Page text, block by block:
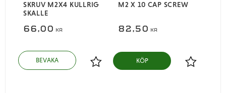
SKRUV M2X4 KULLRIG
SKALLE
66,00 KR
Lägg till i favoriter
M2 X 10 CAP SCREW
82,50 KR
Lägg till i
KÖP